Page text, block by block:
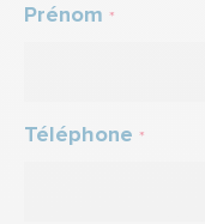
*
Prénom
*
Téléphone